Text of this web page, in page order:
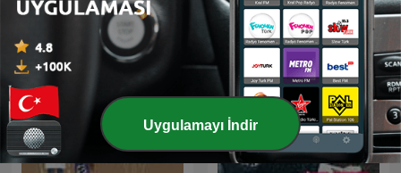
Sesli Kitap Dünyası Sadece Radyo Tiyatrosu
Uygulamayı İndir